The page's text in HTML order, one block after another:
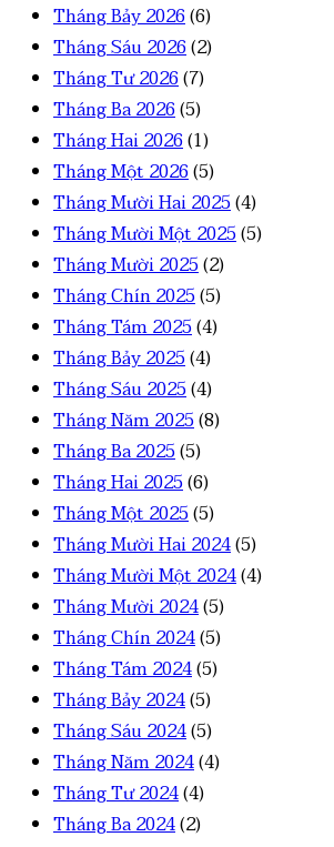
Tháng Bảy 2026(6)
Tháng Sáu 2026(2)
Tháng Tư 2026(7)
Tháng Ba 2026(5)
Tháng Hai 2026(1)
Tháng Một 2026(5)
Tháng Mười Hai 2025(4)
Tháng Mười Một 2025(5)
Tháng Mười 2025(2)
Tháng Chín 2025(5)
Tháng Tám 2025(4)
Tháng Bảy 2025(4)
Tháng Sáu 2025(4)
Tháng Năm 2025(8)
Tháng Ba 2025(5)
Tháng Hai 2025(6)
Tháng Một 2025(5)
Tháng Mười Hai 2024(5)
Tháng Mười Một 2024(4)
Tháng Mười 2024(5)
Tháng Chín 2024(5)
Tháng Tám 2024(5)
Tháng Bảy 2024(5)
Tháng Sáu 2024(5)
Tháng Năm 2024(4)
Tháng Tư 2024(4)
Tháng Ba 2024(2)